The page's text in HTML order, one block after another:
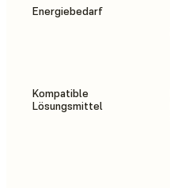
Energiebedarf
Kompatible
Lösungsmittel